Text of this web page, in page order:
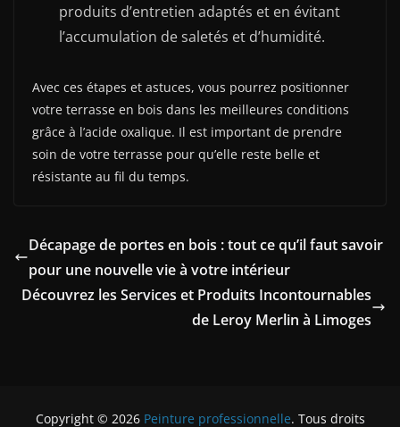
produits d’entretien adaptés et en évitant
l’accumulation de saletés et d’humidité.
Avec ces étapes et astuces, vous pourrez positionner
votre terrasse en bois dans les meilleures conditions
grâce à l’acide oxalique. Il est important de prendre
soin de votre terrasse pour qu’elle reste belle et
résistante au fil du temps.
Décapage de portes en bois : tout ce qu’il faut savoir
pour une nouvelle vie à votre intérieur
Découvrez les Services et Produits Incontournables
de Leroy Merlin à Limoges
Copyright © 2026 Peinture professionnelle. Tous droits